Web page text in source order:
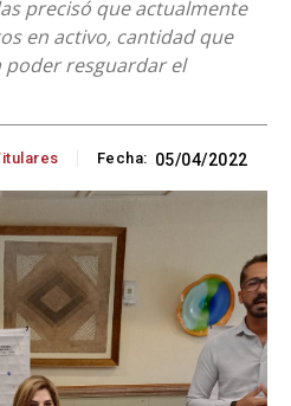
precisó que actualmente
en activo, cantidad que
resguardar el
Fecha: 05/04/2022